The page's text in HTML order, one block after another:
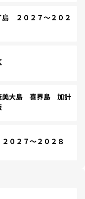
２０２７～２０２
大島 喜界島 加計
０２７～２０２８